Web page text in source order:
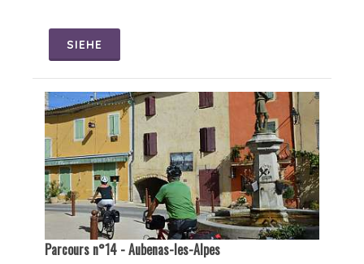
SIEHE
Parcours n°14 - Aubenas-les-Alpes